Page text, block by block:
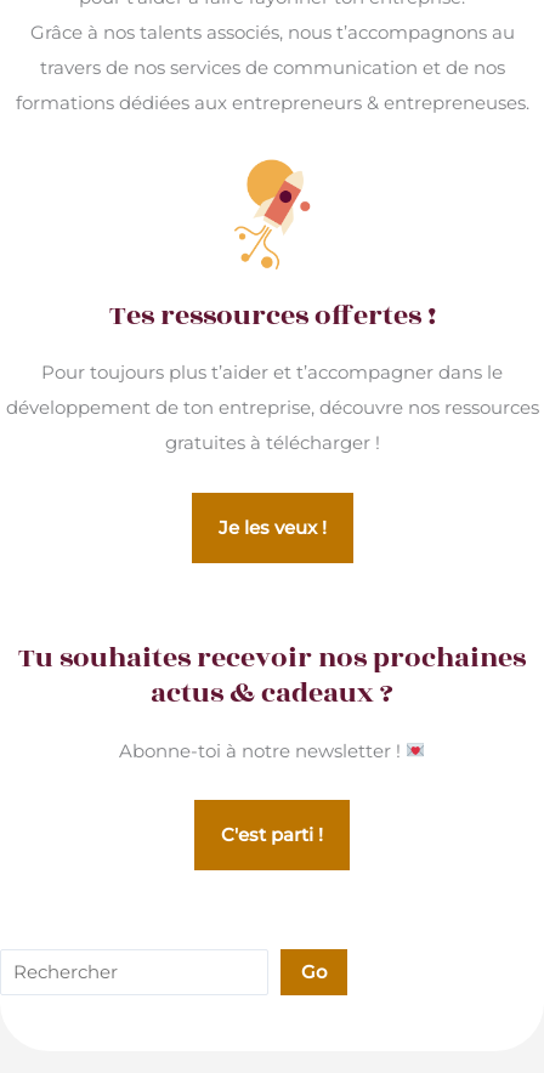
Grâce à nos talents associés, nous t’accompagnons au
travers de nos services de communication et de nos
formations dédiées aux entrepreneurs & entrepreneuses.
Tes ressources offertes !
Pour toujours plus t’aider et t’accompagner dans le
développement de ton entreprise, découvre nos ressources
gratuites à télécharger !
Je les veux !
Tu souhaites recevoir nos prochaines
actus & cadeaux ?
Abonne-toi à notre newsletter !
C'est parti !
Rechercher Go